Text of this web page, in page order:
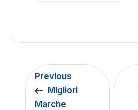
Previous
Migliori
Marche